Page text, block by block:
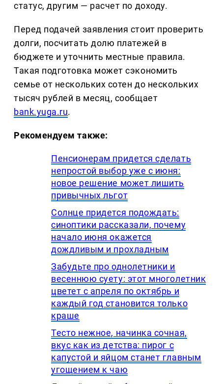
статус, другим — расчет по доходу.
Перед подачей заявления стоит проверить
долги, посчитать долю платежей в
бюджете и уточнить местные правила.
Такая подготовка может сэкономить
семье от нескольких сотен до нескольких
тысяч рублей в месяц, сообщает
bank.yuga.ru.
Рекомендуем также:
Пенсионерам придется сделать
непростой выбор уже с июня:
новое решение может лишить
привычных льгот
Солнце придется подождать:
синоптики рассказали, почему
начало июня окажется
дождливым и прохладным
Забудьте про однолетники и
весеннюю суету: этот многолетник
цветет с апреля по октябрь и
каждый год становится только
краше
Тесто нежное, начинка сочная,
вкус как из детства: пирог с
капустой и яйцом станет главным
угощением к чаю